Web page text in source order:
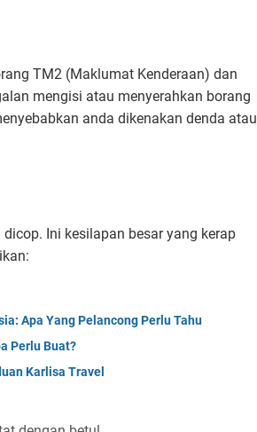
TM2 (Maklumat Kenderaan) dan
mengisi atau menyerahkan borang
anda dikenakan denda atau
Ini kesilapan besar yang kerap
Apa Yang Pelancong Perlu Tahu
Perlu Buat?
Karlisa Travel